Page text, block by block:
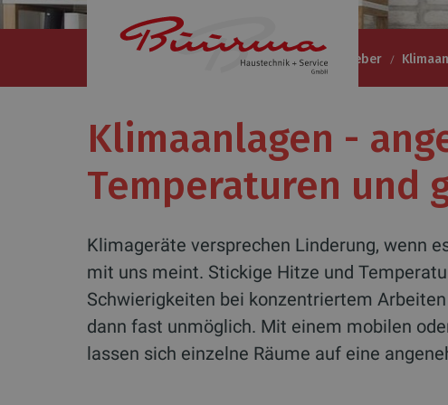
Büürma Haustechnik + Service GmbH Ratgeber
Klimaanlagen -
Temperaturen und
Klimageräte versprechen Linderung, wenn
mit uns meint. Stickige Hitze und
Schwierigkeiten bei konzentriertem
dann fast unmöglich. Mit einem mobilen
lassen sich einzelne Räume auf eine